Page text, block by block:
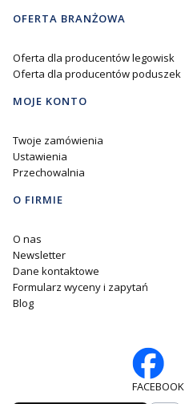
OFERTA BRANŻOWA
Oferta dla producentów legowisk
Oferta dla producentów poduszek
MOJE KONTO
Twoje zamówienia
Ustawienia
Przechowalnia
O FIRMIE
O nas
Newsletter
Dane kontaktowe
Formularz wyceny i zapytań
Blog
FACEBOOK